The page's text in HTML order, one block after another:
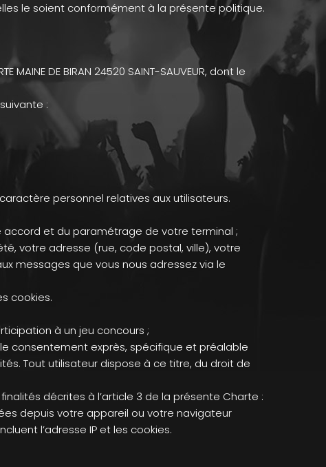
le soient conformément à la présente politique.
DE BIRAN 24520 SAINT-SAUVEUR, dont le
:
personnel relatives aux utilisateurs.
accord et du paramétrage de votre terminal ;
votre adresse (rue, code postal, ville), votre
messages que vous nous adressez via le
cookies.
à un jeu concours ;
consentement exprès, spécifique et préalable
Tout utilisateur dispose à ce titre, du droit de
décrites à l’article 3 de la présente Charte :
depuis votre appareil ou votre navigateur
l’adresse IP et les cookies.